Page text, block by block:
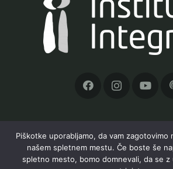
Inštitut Integrum, Orle 19a,
Piškotke uporabljamo, da vam zagotovimo
našem spletnem mestu. Če boste še
spletno mesto, bomo domnevali, da se